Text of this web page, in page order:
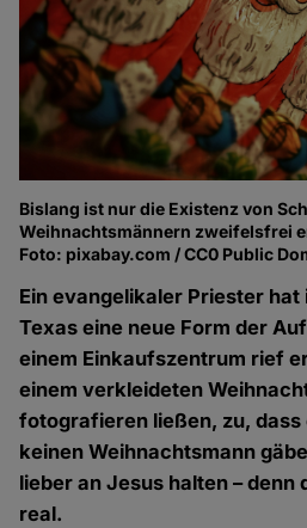
Bislang ist nur die Existenz von
Weihnachtsmännern zweifelsfrei
Foto: pixabay.com / CC0 Public
Ein evangelikaler Priester
Texas eine neue Form der
einem Einkaufszentrum rief
einem verkleideten
fotografieren ließen, zu, dass
keinen Weihnachtsmann
lieber an Jesus halten – denn
real.